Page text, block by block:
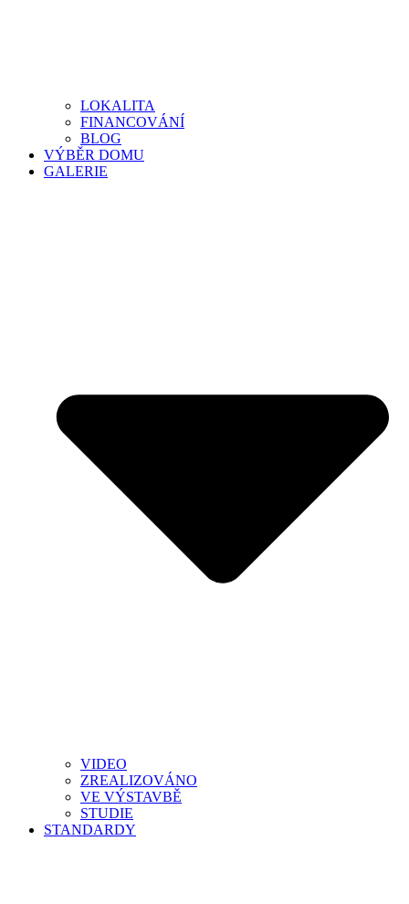
LOKALITA
FINANCOVÁNÍ
BLOG
VÝBĚR DOMU
GALERIE
VIDEO
ZREALIZOVÁNO
VE VÝSTAVBĚ
STUDIE
STANDARDY